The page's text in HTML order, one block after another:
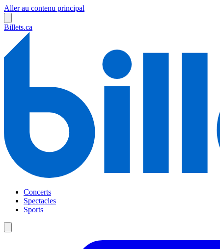
Aller au contenu principal
Billets.ca
Concerts
Spectacles
Sports